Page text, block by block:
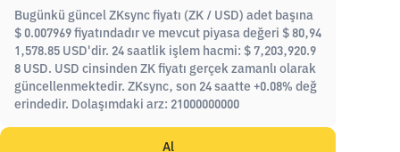
Bugünkü güncel ZKsync fiyatı (ZK / USD) adet başına
$ 0.007969 fiyatındadır ve mevcut piyasa değeri $ 80,94
1,578.85 USD'dir. 24 saatlik işlem hacmi: $ 7,203,920.9
8 USD. USD cinsinden ZK fiyatı gerçek zamanlı olarak
güncellenmektedir. ZKsync, son 24 saatte +0.08% değ
erindedir. Dolaşımdaki arz: 21000000000
Al